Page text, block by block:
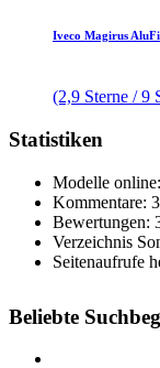
Iveco Magirus
(2,9 Sterne / 9
Statistiken
Modelle
Kommentare:
Bewertungen:
Verzeichnis
Seitenaufrufe
Beliebte